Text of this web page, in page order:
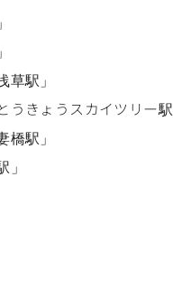
」
」
草駅 」
うきょうスカイツリー駅
橋駅 」
」